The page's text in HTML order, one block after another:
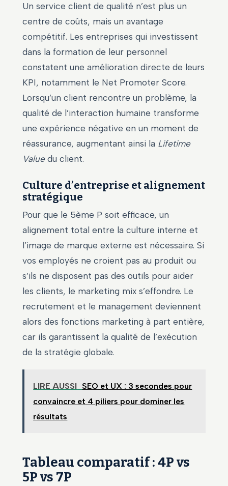
Un service client de qualité n’est plus un
centre de coûts, mais un avantage
compétitif. Les entreprises qui investissent
dans la formation de leur personnel
constatent une amélioration directe de leurs
KPI, notamment le Net Promoter Score.
Lorsqu’un client rencontre un problème, la
qualité de l’interaction humaine transforme
une expérience négative en un moment de
réassurance, augmentant ainsi la Lifetime
Valuedu client.
Culture d’entreprise et alignement
stratégique
Pour que le 5ème P soit efficace, un
alignement total entre la culture interne et
l’image de marque externe est nécessaire. Si
vos employés ne croient pas au produit ou
s’ils ne disposent pas des outils pour aider
les clients, le marketing mix s’effondre. Le
recrutement et le management deviennent
alors des fonctions marketing à part entière,
car ils garantissent la qualité de l’exécution
de la stratégie globale.
LIRE AUSSI SEO et UX : 3 secondes pour
convaincre et 4 piliers pour dominer les
résultats
Tableau comparatif : 4P vs
5P vs 7P